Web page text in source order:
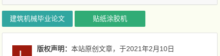
建筑机械毕业论文 贴纸涂胶机
版权声明：本站原创文章，于2021年2月10日